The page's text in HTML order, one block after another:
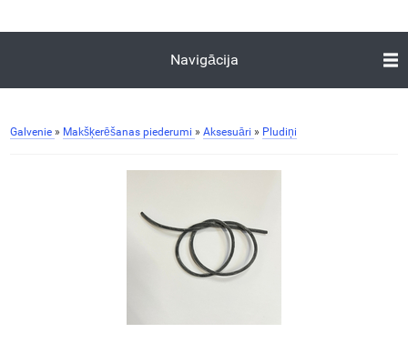
Navigācija
Galvenie » Makšķerēšanas piederumi » Aksesuāri » Pludiņi